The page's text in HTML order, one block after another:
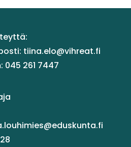
tiina.elo@vihreat.fi
045 261 7447